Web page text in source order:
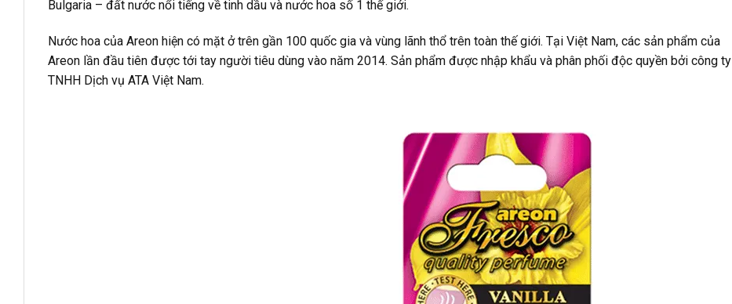
Bulgaria – đất nước nổi tiếng về tinh dầu và nước hoa số 1 thế giới.
Nước hoa của Areon hiện có mặt ở trên gần 100 quốc gia và vùng lãnh thổ trên toàn thế giới. Tại Việt Nam, các sản phẩm của
Areon lần đầu tiên được tới tay người tiêu dùng vào năm 2014. Sản phẩm được nhập khẩu và phân phối độc quyền bởi công ty
TNHH Dịch vụ ATA Việt Nam.